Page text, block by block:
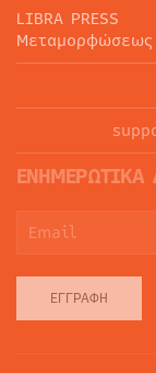
LIBRA PRESS
ΕΝΗΜΕΡΩΤΙΚΑ
ΕΓΓΡΑΦΉ